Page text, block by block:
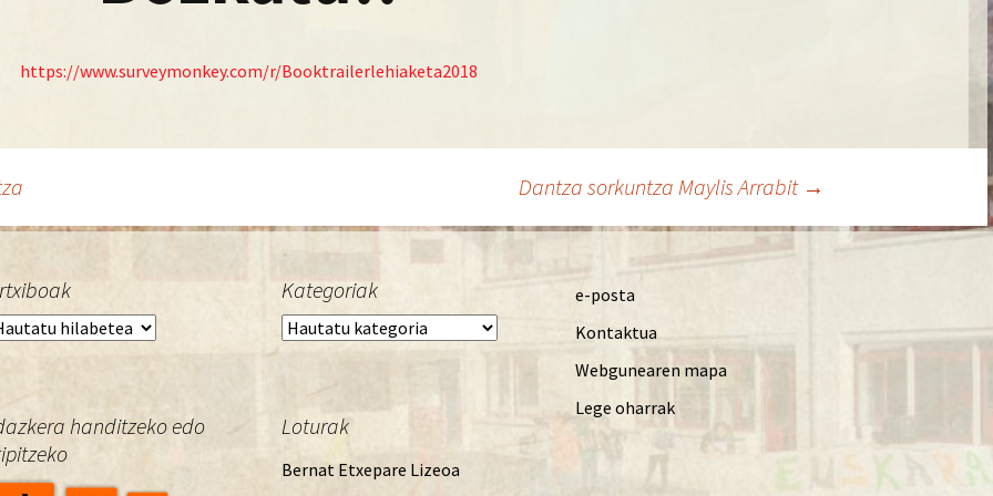
https://www.surveymonkey.com/r/Booktrailerlehiaketa2018
Dantza sorkuntza Maylis Arrabit →
Kategoriak
Kategoriak
e-posta
Kontaktua
Webgunearen mapa
Lege oharrak
handitzeko edo
Loturak
Bernat Etxepare Lizeoa